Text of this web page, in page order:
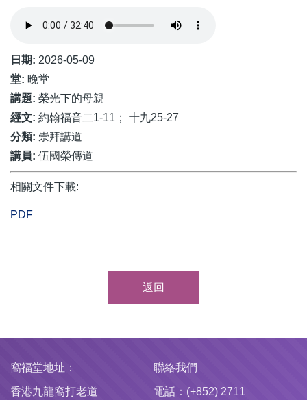
連
日期: 2026-05-09
堂: 晚堂
講題: 榮光下的母親
經文: 約翰福音二1-11； 十九25-27
分類: 崇拜講道
講員: 伍國榮傳道
相關文件下載:
PDF
返回
窩福堂地址：
香港九龍窩打老道
聯絡我們
電話：(+852) 2711